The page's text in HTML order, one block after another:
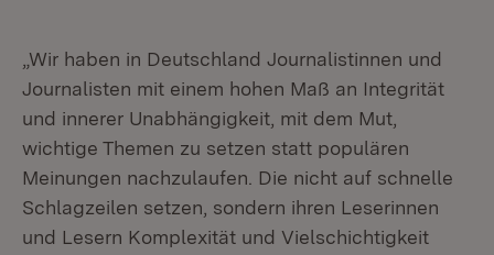
„Wir haben in Deutschland Journalistinnen und
Journalisten mit einem hohen Maß an Integrität
und innerer Unabhängigkeit, mit dem Mut,
wichtige Themen zu setzen statt populären
Meinungen nachzulaufen. Die nicht auf schnelle
Schlagzeilen setzen, sondern ihren Leserinnen
und Lesern Komplexität und Vielschichtigkeit